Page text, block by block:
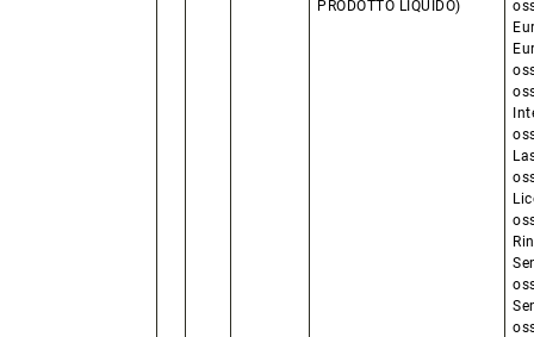
PRODOTTO LIQUIDO)